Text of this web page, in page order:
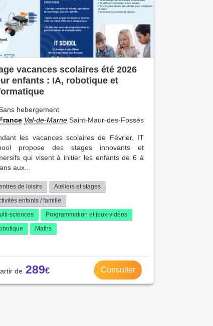
vacances scolaires été 2026
enfants : IA, robotique et
hebergement
Val-de-Marne Saint-Maur-des-Fossés
les vacances scolaires de Février, IT
propose des stages innovants et
qui visent à initier les enfants de 6 à
aux...
de loisirs
Ateliers et stages
enfants / famille
sciences
Programmation et jeux-vidéos
Maths
289 Consulter